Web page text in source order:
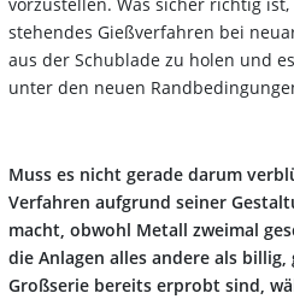
stehendes Gießverfahren bei
aus der Schublade zu holen und
unter den neuen
Muss es nicht gerade darum
Verfahren aufgrund seiner
macht, obwohl Metall zweimal
die Anlagen alles andere als
Großserie bereits erprobt sind,